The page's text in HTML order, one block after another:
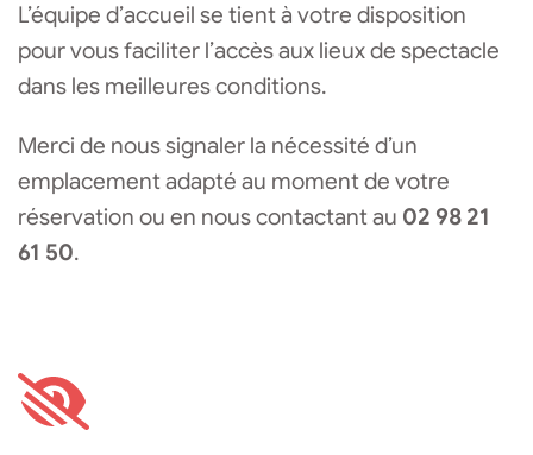
L’équipe d’accueil se tient à votre disposition
pour vous faciliter l’accès aux lieux de spectacle
dans les meilleures conditions.
Merci de nous signaler la nécessité d’un
emplacement adapté au moment de votre
réservation ou en nous contactant au 02 98 21
61 50.